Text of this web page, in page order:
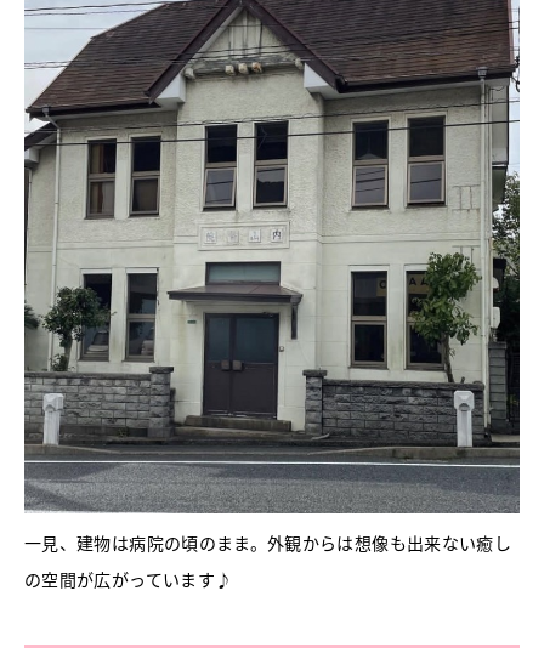
一見、建物は病院の頃のまま。外観からは想像も出来ない癒し
の空間が広がっています♪